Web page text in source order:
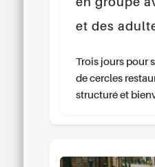
en groupe
et des
Trois jours pour
de cercles
structuré et